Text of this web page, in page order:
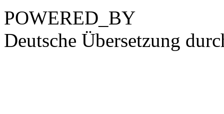
POWERED_BY
Deutsche Übersetzung